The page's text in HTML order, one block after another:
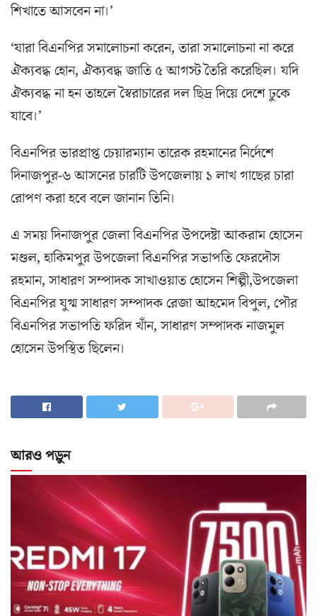
শিখাতে আসবেন না।’
‘যারা বিএনপির সমালোচনা করেন, তারা সমালোচনা না করে
ঐক্যবদ্ধ হোন, ঐক্যবদ্ধ জাতি ৫ আগস্ট তৈরি করেছিল। যদি
ঐক্যবদ্ধ না হন তাহলে স্বৈরাচারের দল ছিদ্র দিয়ে দেশে ঢুকে
যাবে।’
বিএনপির ভারপ্রাপ্ত চেয়ারম্যান তারেক রহমানের নির্দেশে
দিনাজপুর-৬ আসনের চারটি উপজেলায় ১ লাখ গাছের চারা
রোপণ করা হবে বলে জানান তিনি।
এ সময় দিনাজপুর জেলা বিএনপির উপদেষ্টা আকরাম হোসেন
মণ্ডল, হাকিমপুর উপজেলা বিএনপির সভাপতি ফেরদৌস
রহমান, সাধারণ সম্পাদক সাখাওয়াত হোসেন শিল্পী,উপজেলা
বিএনপির যুগ্ম সাধারণ সম্পাদক রেজা আহমেদ বিপুল, পৌর
বিএনপির সভাপতি ফরিদ খাঁন, সাধারণ সম্পাদক নাজমুল
হোসেন উপস্থিত ছিলেন।
আরও পড়ুন